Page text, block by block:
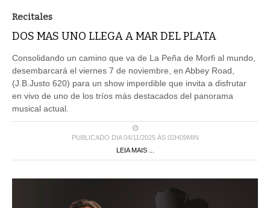
DOS MAS UNO LLEGA A MAR DEL PLATA
desembarcará el viernes 7 de noviembre, en Abbey Road,
(J.B.Justo 620) para un show imperdible que invita a disfrutar
en vivo de uno de los tríos más destacados del panorama
musical actual.
PUBLICADO DIA 04/11/2025 ÀS 02H09MIN
LEIA MAIS ...